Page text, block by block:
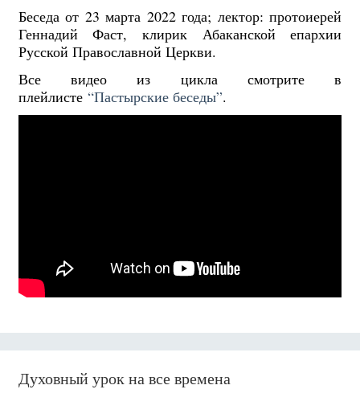
Беседа от 23 марта 2022 года; лектор: протоиерей
Геннадий Фаст, клирик Абаканской епархии
Русской Православной Церкви.
Все видео из цикла смотрите в
плейлисте “Пастырские беседы”.
Духовный урок на все времена